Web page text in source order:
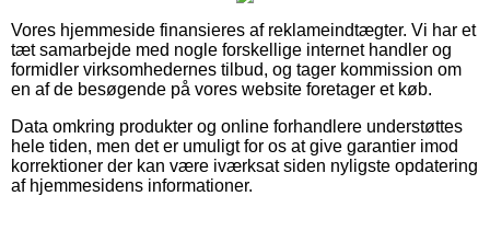
Vores hjemmeside finansieres af reklameindtægter. Vi har et
tæt samarbejde med nogle forskellige internet handler og
formidler virksomhedernes tilbud, og tager kommission om
en af de besøgende på vores website foretager et køb.
Data omkring produkter og online forhandlere understøttes
hele tiden, men det er umuligt for os at give garantier imod
korrektioner der kan være iværksat siden nyligste opdatering
af hjemmesidens informationer.